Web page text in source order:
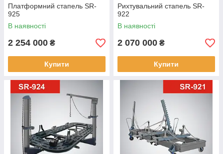
Платформний стапель SR-
925
В наявності
2 254 000 ₴
Купити
Рихтувальний стапель SR-
922
В наявності
2 070 000 ₴
Купити